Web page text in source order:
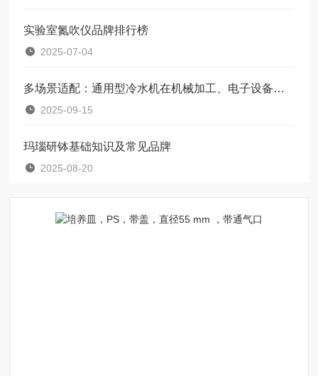
实验室氮吹仪品牌排行榜
2025-07-04
多场景适配：通用型冷水机在机械加工、电子设备中的应用
2025-09-15
玛瑙研钵基础知识及常见品牌
2025-08-20